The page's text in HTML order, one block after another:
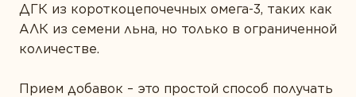
ДГК из короткоцепочечных омега-3, таких как
АЛК из семени льна, но только в ограниченной
количестве.
Прием добавок – это простой способ получать